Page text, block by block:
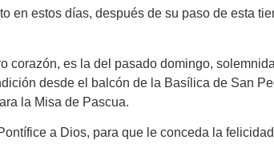
en estos días, después de su paso de esta
corazón, es la del pasado domingo,
desde el balcón de la Basílica de San
la Misa de Pascua.
a Dios, para que le conceda la